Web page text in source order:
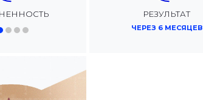
РЕЗУЛЬТАТ
ЧЕРЕЗ 6 МЕСЯЦЕВ